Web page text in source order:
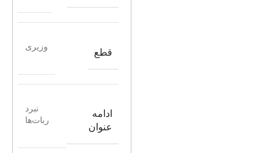
قطع
وزیری
ادامه
عنوان
نبرد
ربات‌ها